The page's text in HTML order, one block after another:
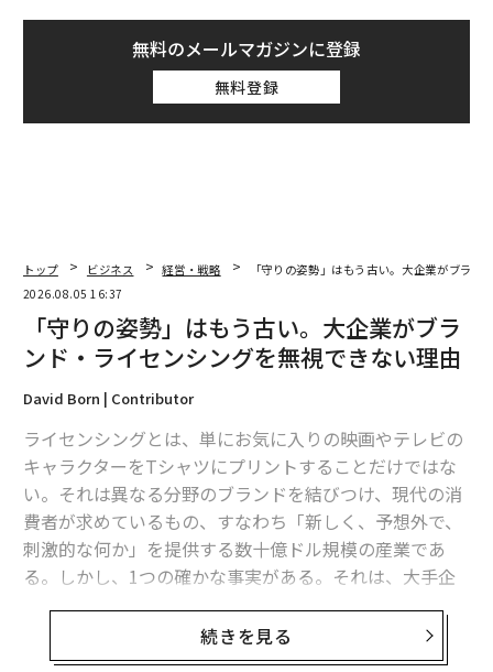
無料のメールマガジンに登録
無料登録
トップ ビジネス 経営・戦略
「守りの姿勢」はもう古い。大企業がブラ
2026.08.05 16:37
「守りの姿勢」はもう古い。大企業がブラ
ンド・ライセンシングを無視できない理由
David Born | Contributor
ライセンシングとは、単にお気に入りの映画やテレビの
キャラクターをTシャツにプリントすることだけではな
い。それは異なる分野のブランドを結びつけ、現代の消
費者が求めているもの、すなわち「新しく、予想外で、
刺激的な何か」を提供する数十億ドル規模の産業であ
る。しかし、1つの確かな事実がある。それは、大手企
業ブランドが、この新しい革新的な顧客エンゲージメン
トの手法を逃しているということだ。ブランドの信頼性
が損なわれるのを恐れているのだろうか。それとも、う
続きを見る